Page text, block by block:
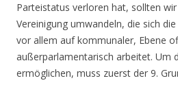
Parteistatus verloren hat, sollten
Vereinigung umwandeln, die sich
vor allem auf kommunaler, Ebene
außerparlamentarisch arbeitet. Um
ermöglichen, muss zuerst der 9.